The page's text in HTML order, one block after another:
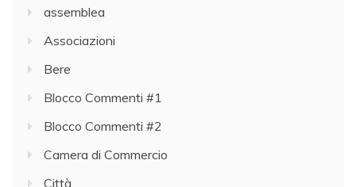
assemblea
Associazioni
Bere
Blocco Commenti #1
Blocco Commenti #2
Camera di Commercio
Città